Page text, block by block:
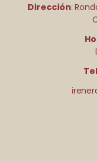
Dirección: